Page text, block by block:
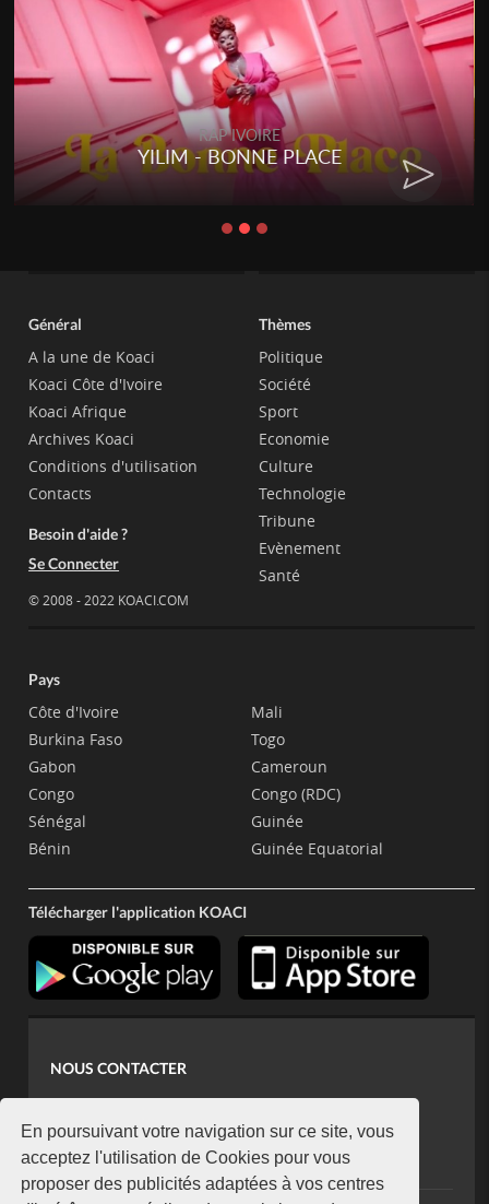
En poursuivant votre navigation sur ce site, vous
acceptez l'utilisation de Cookies pour vous
proposer des publicités adaptées à vos centres
RAP IVOIRE
YILIM - BONNE PLACE
Général
A la une de Koaci
Koaci Côte d'Ivoire
Koaci Afrique
Archives Koaci
Conditions d'utilisation
Contacts
Besoin d'aide ?
Se Connecter
© 2008 - 2022 KOACI.COM
Thèmes
Politique
Société
Sport
Economie
Culture
Technologie
Tribune
Evènement
Santé
Pays
Côte d'Ivoire
Burkina Faso
Gabon
Congo
Sénégal
Bénin
Mali
Togo
Cameroun
Congo (RDC)
Guinée
Guinée Equatorial
Télécharger l'application KOACI
NOUS CONTACTER
koaci@yahoo.fr
+225 07 08 85 52 93